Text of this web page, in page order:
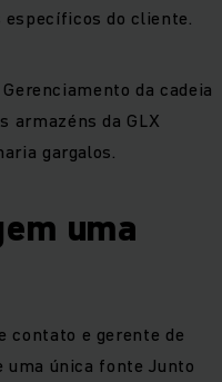
do cliente.
da cadeia
armazéns da GLX
gargalos.
uma
contato e gerente de
uma única fonte Junto